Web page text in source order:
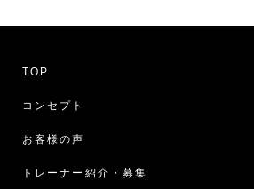
TOP
コンセプト
お客様の声
トレーナー紹介・募集